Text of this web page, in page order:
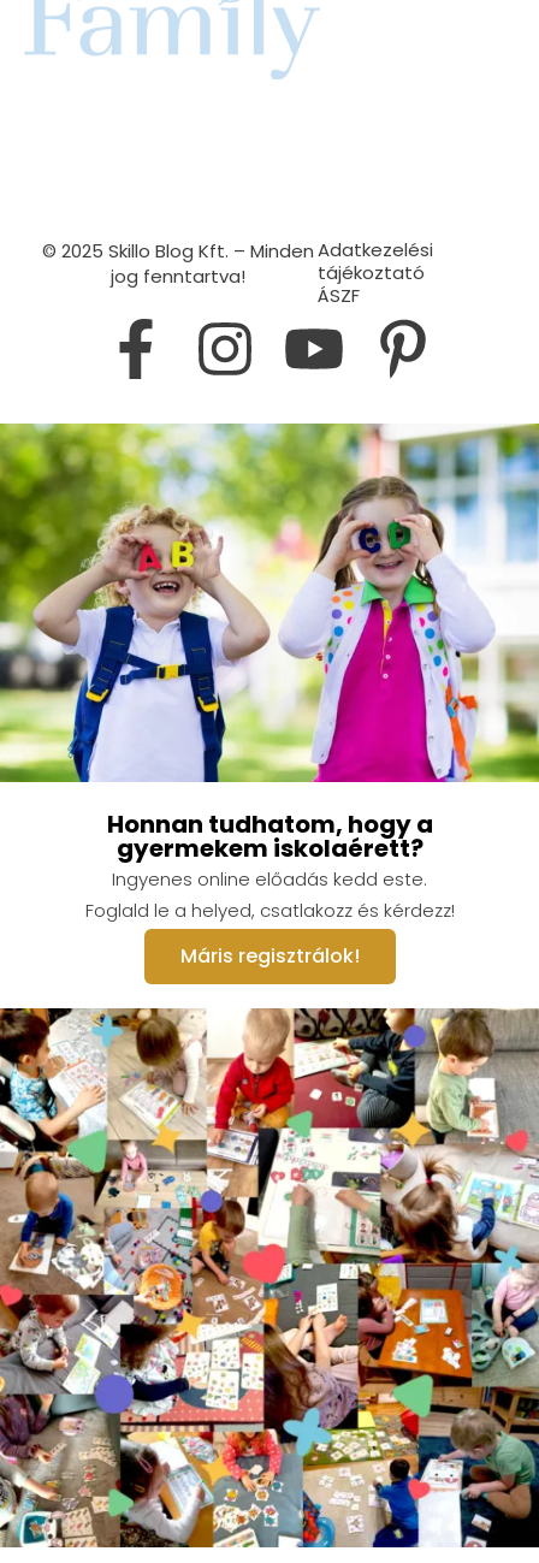
© 2025 Skillo Blog Kft. – Minden
jog fenntartva!
Adatkezelési
tájékoztató
ÁSZF
Honnan tudhatom, hogy a
gyermekem iskolaérett?
Ingyenes online előadás kedd este.
Foglald le a helyed, csatlakozz és kérdezz!
Máris regisztrálok!